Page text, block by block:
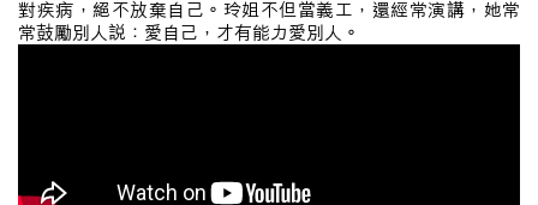
對疾病，絕不放棄自己。玲姐不但當義工，還經常演講，她常
常鼓勵別人說：愛自己，才有能力愛別人。